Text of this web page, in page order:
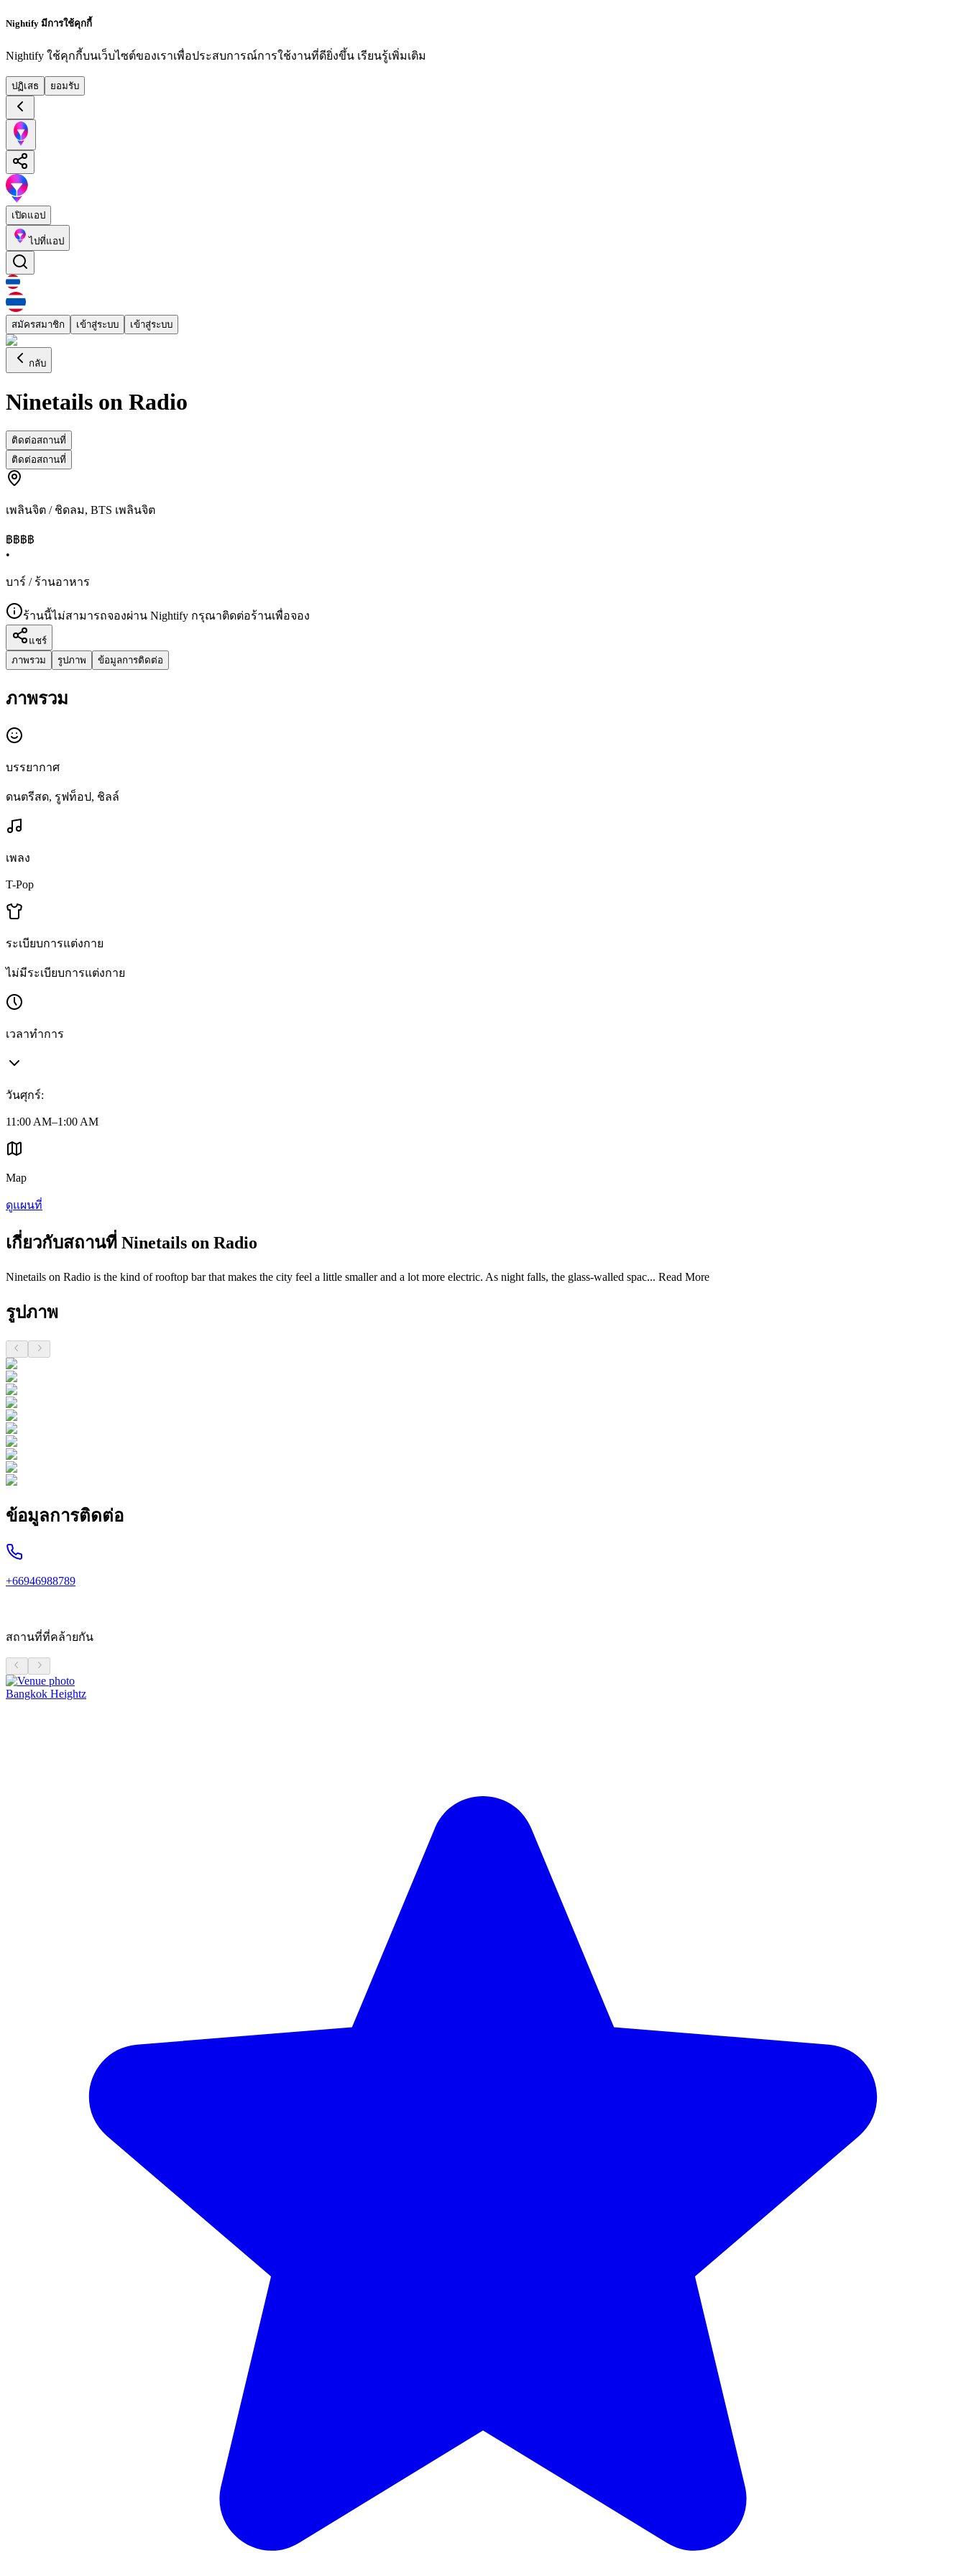
Nightify มีการใช้คุกกี้
Nightify ใช้คุกกี้บนเว็บไซต์ของเราเพื่อประสบการณ์การใช้งานที่ดียิ่งขึ้น เรียนรู้เพิ่มเติม
ปฏิเสธ ยอมรับ
เปิดแอป
ไปที่แอป
สมัครสมาชิก เข้าสู่ระบบ เข้าสู่ระบบ
กลับ
Ninetails on Radio
ติดต่อสถานที่
ติดต่อสถานที่
เพลินจิต / ชิดลม, BTS เพลินจิต
฿฿฿฿
•
บาร์ / ร้านอาหาร
ร้านนี้ไม่สามารถจองผ่าน Nightify กรุณาติดต่อร้านเพื่อจอง
แชร์
ภาพรวม
รูปภาพ ข้อมูลการติดต่อ
ภาพรวม
บรรยากาศ
ดนตรีสด, รูฟท็อป, ชิลล์
เพลง
T-Pop
ระเบียบการแต่งกาย
ไม่มีระเบียบการแต่งกาย
เวลาทำการ
วันศุกร์:
11:00 AM–1:00 AM
Map
ดูแผนที่
เกี่ยวกับสถานที่ Ninetails on Radio
Ninetails on Radio is the kind of rooftop bar that makes the city feel a little smaller and a lot more electric. As night falls, the glass-walled spac... Read More
รูปภาพ
ข้อมูลการติดต่อ
+66946988789
สถานที่ที่คล้ายกัน
Bangkok Heightz